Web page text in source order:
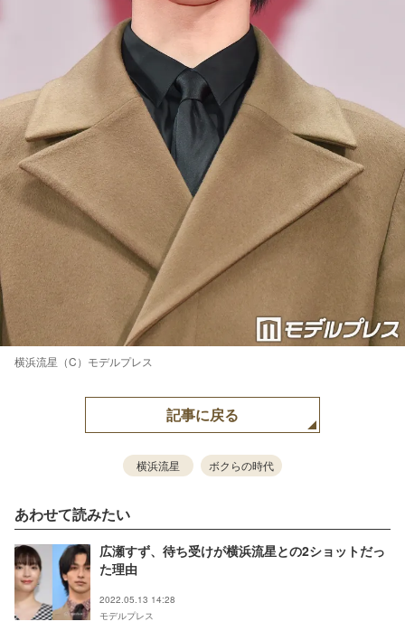
横浜流星（C）モデルプレス
記事に戻る
横浜流星 ボクらの時代
あわせて読みたい
広瀬すず、待ち受けが横浜流星との2ショットだっ
た理由
2022.05.13 14:28
モデルプレス